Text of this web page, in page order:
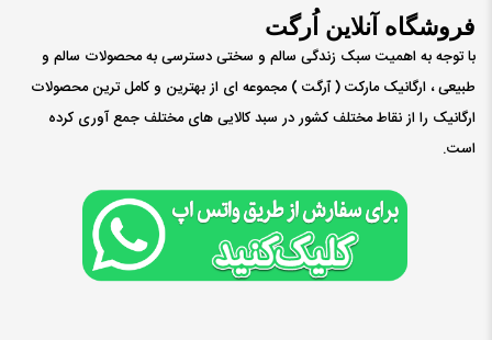
فروشگاه آنلاین اُرگت
با توجه به اهمیت سبک زندگی سالم و سختی دسترسی به محصولات سالم و
طبیعی ، ارگانیک مارکت ( ٱرگت ) مجموعه ای از بهترین و کامل ترین محصولات
ارگانیک را از نقاط مختلف کشور در سبد کالایی های مختلف جمع آوری کرده
است.